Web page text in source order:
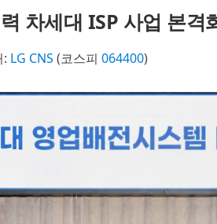
차세대 ISP 사업 본격
: LG CNS (코스피 064400)